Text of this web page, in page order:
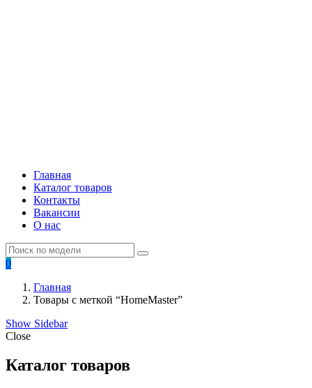
Главная
Каталог товаров
Контакты
Вакансии
О нас
0
Главная
Товары с меткой “HomeMaster”
Show Sidebar
Close
Каталог товаров